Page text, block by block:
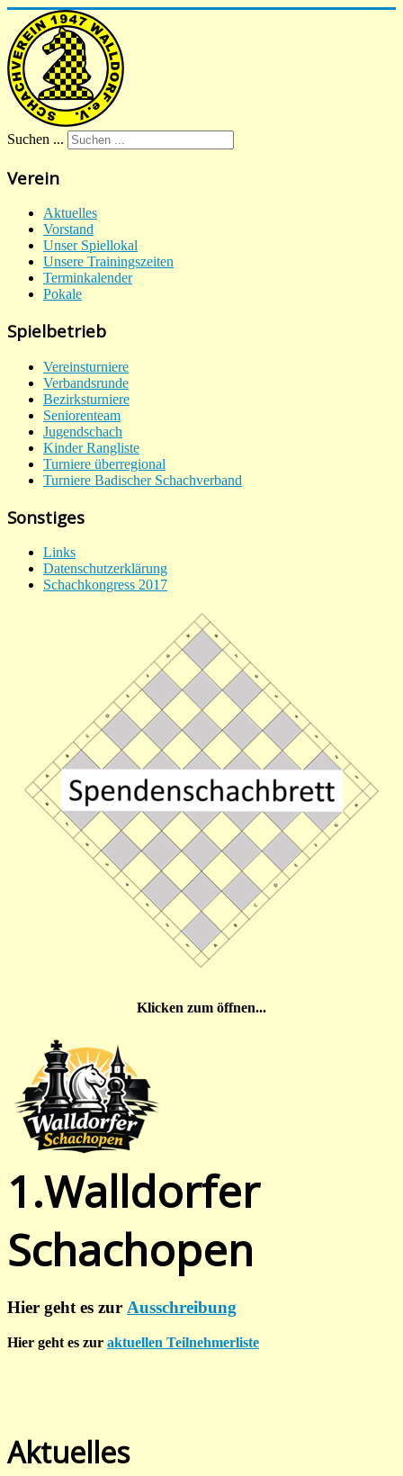
Suchen ...
Verein
Aktuelles
Vorstand
Unser Spiellokal
Unsere Trainingszeiten
Terminkalender
Pokale
Spielbetrieb
Vereinsturniere
Verbandsrunde
Bezirksturniere
Seniorenteam
Jugendschach
Kinder Rangliste
Turniere überregional
Turniere Badischer Schachverband
Sonstiges
Links
Datenschutzerklärung
Schachkongress 2017
Klicken zum öffnen...
1.Walldorfer
Schachopen
Hier geht es zur Ausschreibung
Hier geht es zur aktuellen Teilnehmerliste
Aktuelles